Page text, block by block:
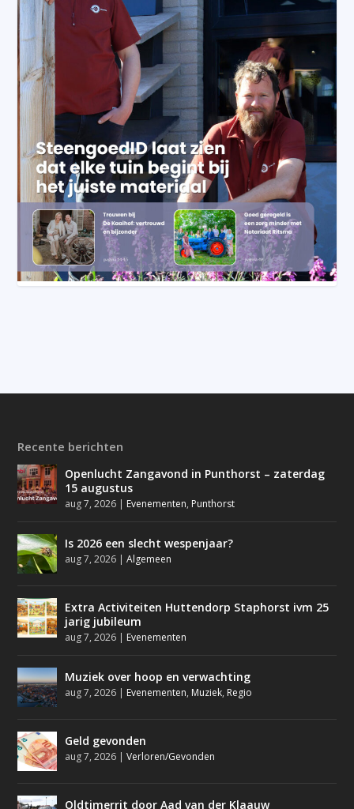
Recente berichten
Openlucht Zangavond in Punthorst – zaterdag
15 augustus
aug 7, 2026 | Evenementen, Punthorst
Is 2026 een slecht wespenjaar?
aug 7, 2026 |Algemeen
Extra Activiteiten Huttendorp Staphorst ivm 25
jarig jubileum
aug 7, 2026 | Evenementen
Muziek over hoop en verwachting
aug 7, 2026 | Evenementen, Muziek, Regio
Geld gevonden
aug 7, 2026 |Verloren/Gevonden
Oldtimerrit door Aad van der Klaauw